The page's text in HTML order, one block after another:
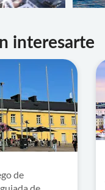
interesarte
de